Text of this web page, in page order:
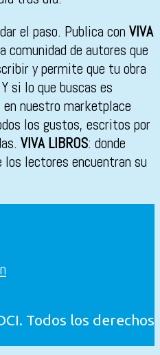
el paso. Publica con VIVA
comunidad de autores que
y permite que tu obra
si lo que buscas es
nuestro marketplace
los gustos, escritos por
VIVA LIBROS: donde
lectores encuentran su
Todos los derechos